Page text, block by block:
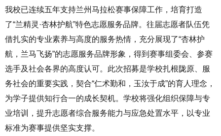
我校已连续五年支持兰州马拉松赛事保障工作，培育打造
了“兰精灵·杏林护航”特色志愿服务品牌。往届志愿者队伍凭
借扎实的专业素养与高度的服务热情，充分展现了“杏林护
航，兰马飞扬”的志愿服务品牌形象，得到赛事组委会、参赛
选手及社会各界的高度认可。此次招募是学校扎根陇原、服
务社会的重要实践，契合“仁术勤和，玉汝于成”的育人理念，
为学子提供知行合一的成长契机。学校将强化组织保障与专
业培训，提升志愿者综合服务能力与应急处置水平，以专业
标准为赛事提供坚实支撑。